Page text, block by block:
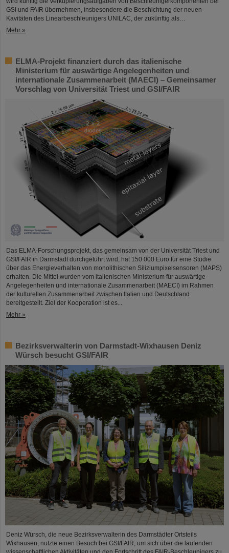
GSI und FAIR übernehmen, insbesondere die Beschichtung der neuen
Kavitäten des Linearbeschleunigers UNILAC, der zukünftig als…
Mehr »
ELMA-Projekt finanziert durch das italienische
Ministerium für auswärtige Angelegenheiten und
internationale Zusammenarbeit (MAECI) – Gemeinsamer
Vorschlag von Universität Triest und GSI/FAIR
Das ELMA-Forschungsprojekt, das gemeinsam von der Universität Triest und
GSI/FAIR in Darmstadt durchgeführt wird, hat 150 000 Euro für eine Studie
über das Energieverhalten von monolithischen Siliziumpixelsensoren (MAPS)
erhalten. Die Mittel wurden vom italienischen Ministerium für auswärtige
Angelegenheiten und internationale Zusammenarbeit (MAECI) im Rahmen
der kulturellen Zusammenarbeit zwischen Italien und Deutschland
bereitgestellt. Ziel der Kooperation ist es...
Mehr »
Bezirksverwalterin von Darmstadt-Wixhausen Deniz
Würsch besucht GSI/FAIR
Deniz Würsch, die neue Bezirksverwalterin des Darmstädter Ortsteils
Wixhausen, nutzte einen Besuch bei GSI/FAIR, um sich über die laufenden